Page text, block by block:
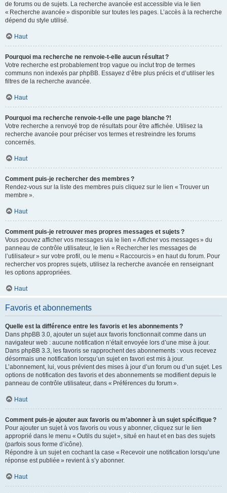
de forums ou de sujets. La recherche avancée est accessible via le lien
« Recherche avancée » disponible sur toutes les pages. L’accès à la recherche
dépend du style utilisé.
Haut
Pourquoi ma recherche ne renvoie-t-elle aucun résultat ?
Votre recherche est probablement trop vague ou inclut trop de termes
communs non indexés par phpBB. Essayez d’être plus précis et d’utiliser les
filtres de la recherche avancée.
Haut
Pourquoi ma recherche renvoie-t-elle une page blanche ?!
Votre recherche a renvoyé trop de résultats pour être affichée. Utilisez la
recherche avancée pour préciser vos termes et restreindre les forums
concernés.
Haut
Comment puis-je rechercher des membres ?
Rendez-vous sur la liste des membres puis cliquez sur le lien « Trouver un
membre ».
Haut
Comment puis-je retrouver mes propres messages et sujets ?
Vous pouvez afficher vos messages via le lien « Afficher vos messages » du
panneau de contrôle utilisateur, le lien « Rechercher les messages de
l’utilisateur » sur votre profil, ou le menu « Raccourcis » en haut du forum. Pour
rechercher vos propres sujets, utilisez la recherche avancée en renseignant
les options appropriées.
Haut
Favoris et abonnements
Quelle est la différence entre les favoris et les abonnements ?
Dans phpBB 3.0, ajouter un sujet aux favoris fonctionnait comme dans un
navigateur web : aucune notification n’était envoyée lors d’une mise à jour.
Dans phpBB 3.3, les favoris se rapprochent des abonnements : vous recevez
désormais une notification lorsqu’un sujet en favori est mis à jour.
L’abonnement, lui, vous prévient des mises à jour d’un forum ou d’un sujet. Les
options de notification des favoris et des abonnements se modifient depuis le
panneau de contrôle utilisateur, dans « Préférences du forum ».
Haut
Comment puis-je ajouter aux favoris ou m’abonner à un sujet spécifique ?
Pour ajouter un sujet à vos favoris ou vous y abonner, cliquez sur le lien
approprié dans le menu « Outils du sujet », situé en haut et en bas des sujets
(parfois sous forme d’icône).
Répondre à un sujet en cochant la case « Recevoir une notification lorsqu’une
réponse est publiée » revient à s’y abonner.
Haut